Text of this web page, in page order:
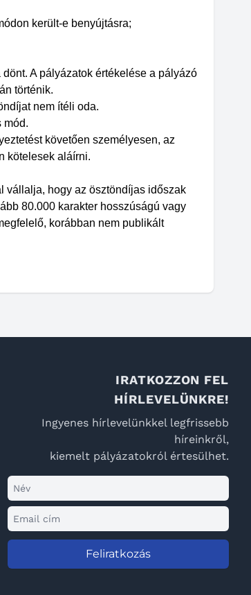
került-e benyújtásra;
A pályázatok értékelése a pályázó
történik.
nem ítéli oda.
mód.
követően személyesen, az
kötelesek aláírni.
vállalja, hogy az ösztöndíjas időszak
80.000 karakter hosszúságú vagy
korábban nem publikált
IRATKOZZON FEL
HÍRLEVELÜNKRE!
Ingyenes hírlevelünkkel legfrissebb
híreinkről,
kiemelt pályázatokról értesülhet.
Feliratkozás